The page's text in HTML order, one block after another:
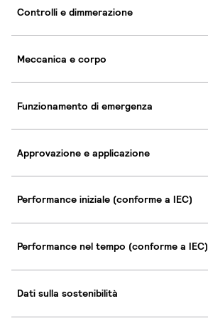
Controlli e dimmerazione
Meccanica e corpo
Funzionamento di emergenza
Approvazione e applicazione
Performance iniziale (conforme a IEC)
Performance nel tempo (conforme a IEC)
Dati sulla sostenibilità